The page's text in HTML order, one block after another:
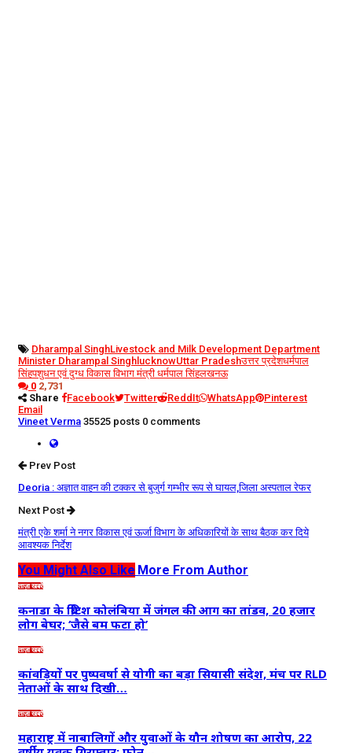
Dharampal SinghLivestock and Milk Development Department
Minister Dharampal Singh lucknowUttar Pradeshउत्तर प्रदेशधर्मपाल
सिंहपशुधन एवं दुग्ध विकास विभाग मंत्री धर्मपाल सिंहलखनऊ
0 2,731
Share
Facebook Twitter ReddIt WhatsApp
Pinterest
Email
Vineet Verma 35525 posts 0 comments
Prev Post
Deoria : अज्ञात वाहन की टक्कर से बुजुर्ग गम्भीर रूप से घायल,जिला अस्पताल रेफर
Next Post
मंत्री एके शर्मा ने नगर विकास एवं ऊर्जा विभाग के अधिकारियों के साथ बैठक कर दिये
आवश्यक निर्देश
You Might Also Like More From Author
ताज़ा खबरें
कनाडा के ब्रिटिश कोलंबिया में जंगल की आग का तांडव, 20 हजार
लोग बेघर; ‘जैसे बम फटा हो’
ताज़ा खबरें
कांवड़ियों पर पुष्पवर्षा से योगी का बड़ा सियासी संदेश, मंच पर RLD
नेताओं के साथ दिखी…
ताज़ा खबरें
महाराष्ट्र में नाबालिगों और युवाओं के यौन शोषण का आरोप, 22